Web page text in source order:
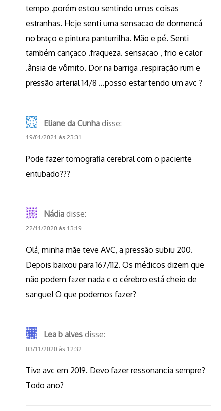
tempo .porém estou sentindo umas coisas
estranhas. Hoje senti uma sensacao de dormencá
no braço e pintura panturrilha. Mão e pé. Senti
também cançaco .fraqueza. sensaçao , frio e calor
.ânsia de vômito. Dor na barriga .respiração rum e
pressão arterial 14/8 …posso estar tendo um avc ?
Eliane da Cunha disse:
19/01/2021 às 23:31
Pode fazer tomografia cerebral com o paciente
entubado???
Nádia disse:
22/11/2020 às 13:19
Olá, minha mãe teve AVC, a pressão subiu 200.
Depois baixou para 167/112. Os médicos dizem que
não podem fazer nada e o cérebro está cheio de
sangue! O que podemos fazer?
Lea b alves disse:
03/11/2020 às 12:32
Tive avc em 2019. Devo fazer ressonancia sempre?
Todo ano?